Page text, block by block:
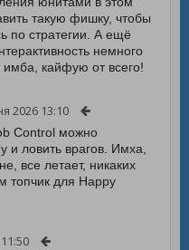
такую фишку, чтобы
по стратегии. А ещё
немного
кайфую от всего!
2026 13:10
Control можно
и ловить врагов. Имха,
все летает, никаких
топчик для Happy